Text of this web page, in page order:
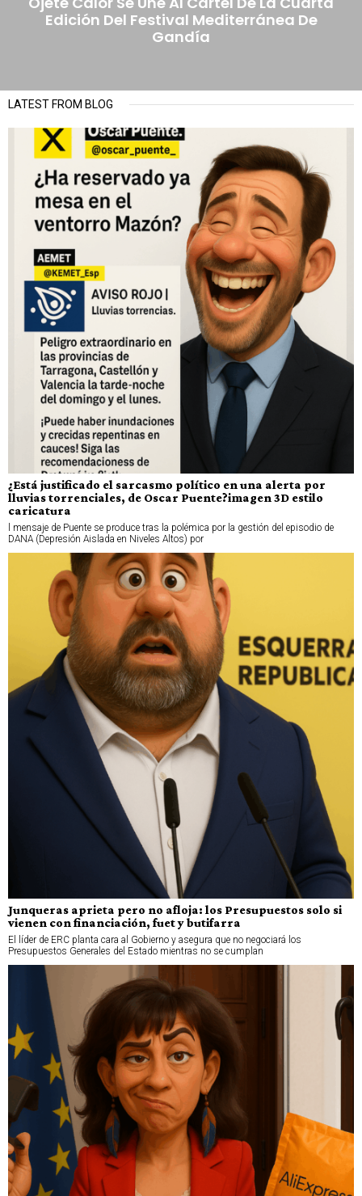
Edición Del Festival Mediterránea De
Gandía
LATEST FROM BLOG
¿Está justificado el sarcasmo político en una alerta por
lluvias torrenciales, de Oscar Puente?imagen 3D estilo
caricatura
l mensaje de Puente se produce tras la polémica por la gestión del episodio de
DANA (Depresión Aislada en Niveles Altos) por
Junqueras aprieta pero no afloja: los Presupuestos solo si
vienen con financiación, fuet y butifarra
El líder de ERC planta cara al Gobierno y asegura que no negociará los
Presupuestos Generales del Estado mientras no se cumplan